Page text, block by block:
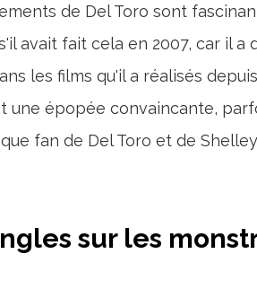
de Del Toro sont
avait fait cela en 2007, car il a
les films qu'il a réalisés
une épopée convaincante,
fan de Del Toro et de
sur les